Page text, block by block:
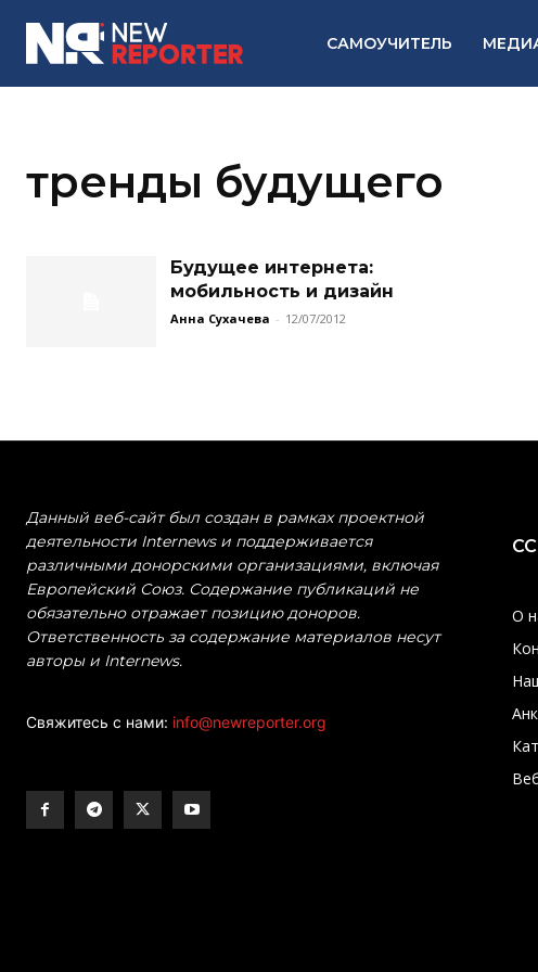
САМОУЧИТЕЛЬ
тренды будущего
Будущее интернета:
мобильность и дизайн
Анна Сухачева - 12/07/2012
Данный веб-сайт был создан в рамках проектной
деятельности Internews и поддерживается
различными донорскими организациями, включая
Европейский Союз. Содержание публикаций не
обязательно отражает позицию доноров.
Ответственность за содержание материалов несут
авторы и Internews.
Свяжитесь с нами: info@newreporter.org
О